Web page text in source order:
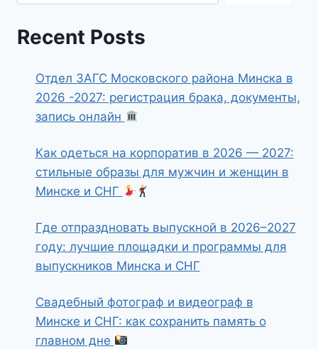
Recent Posts
Отдел ЗАГС Московского района Минска в
2026 -2027: регистрация брака, документы,
запись онлайн
Как одеться на корпоратив в 2026 — 2027:
стильные образы для мужчин и женщин в
Минске и СНГ
Где отпраздновать выпускной в 2026–2027
году: лучшие площадки и программы для
выпускников Минска и СНГ
Свадебный фотограф и видеограф в
Минске и СНГ: как сохранить память о
главном дне